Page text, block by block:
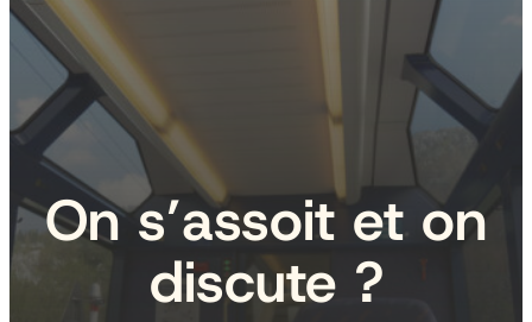
On s’assoit et on
discute ?